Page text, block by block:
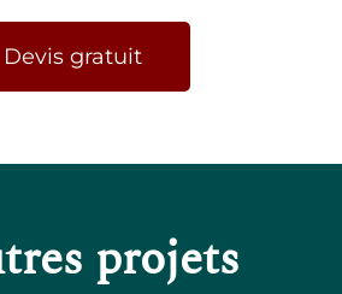
Devis gratuit
projets